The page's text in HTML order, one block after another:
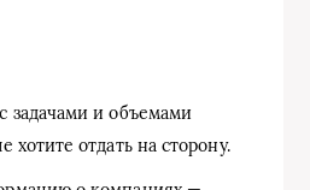
задачами и объемами
хотите отдать на сторону.